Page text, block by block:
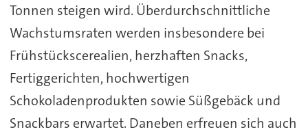
Tonnen steigen wird. Überdurchschnittliche
Wachstumsraten werden insbesondere bei
Frühstückscerealien, herzhaften Snacks,
Fertiggerichten, hochwertigen
Schokoladenprodukten sowie Süßgebäck und
Snackbars erwartet. Daneben erfreuen sich auch